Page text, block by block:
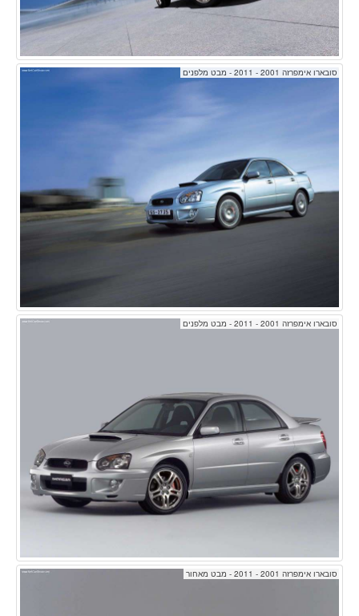
סובארו אימפרזה 2001 - 2011 - מבט מלפנים
סובארו אימפרזה 2001 - 2011 - מבט מלפנים
סובארו אימפרזה 2001 - 2011 - מבט מאחור